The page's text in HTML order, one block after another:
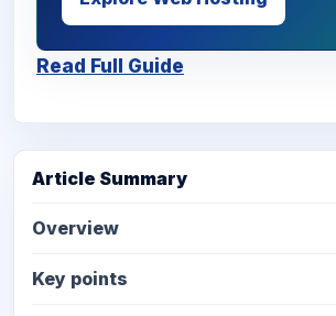
Read Full Guide
Article Summary
Overview
Key points